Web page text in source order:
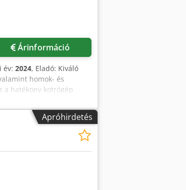
Árinformáció
év: 2024, Eladó: Kiváló
homok- és
a hatékony kotrógép
Főbb
kotrásra. Sokoldalú
Hosszú távú
a
mélység: 10 mtr
Akár kikötőt
biztosítja a
használt
velünk az árakért és
Apróhirdetés